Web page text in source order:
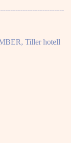
Tiller hotell